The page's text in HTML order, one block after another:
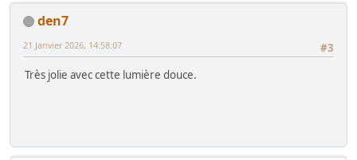
den7
#3
21 Janvier 2026, 14:58:07
Très jolie avec cette lumière douce.